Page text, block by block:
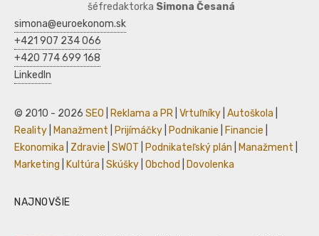
šéfredaktorka Simona Česaná
simona@euroekonom.sk
+421 907 234 066
+420 774 699 168
LinkedIn
© 2010 - 2026 SEO Reklama a PR Vrtuľníky Autoškola
Reality
Manažment Prijímáčky Podnikanie Financie
Ekonomika
Zdravie SWOT Podnikateľský plán Manažment
Marketing
Kultúra Skúšky Obchod Dovolenka
NAJNOVŠIE